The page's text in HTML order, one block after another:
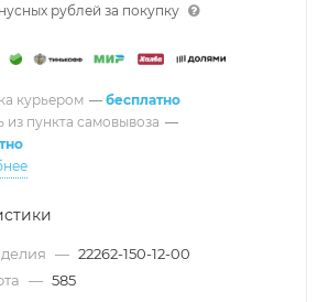
рублей за покупку
курьером — бесплатно
из пункта самовывоза —
— 22262-150-12-00
— 585